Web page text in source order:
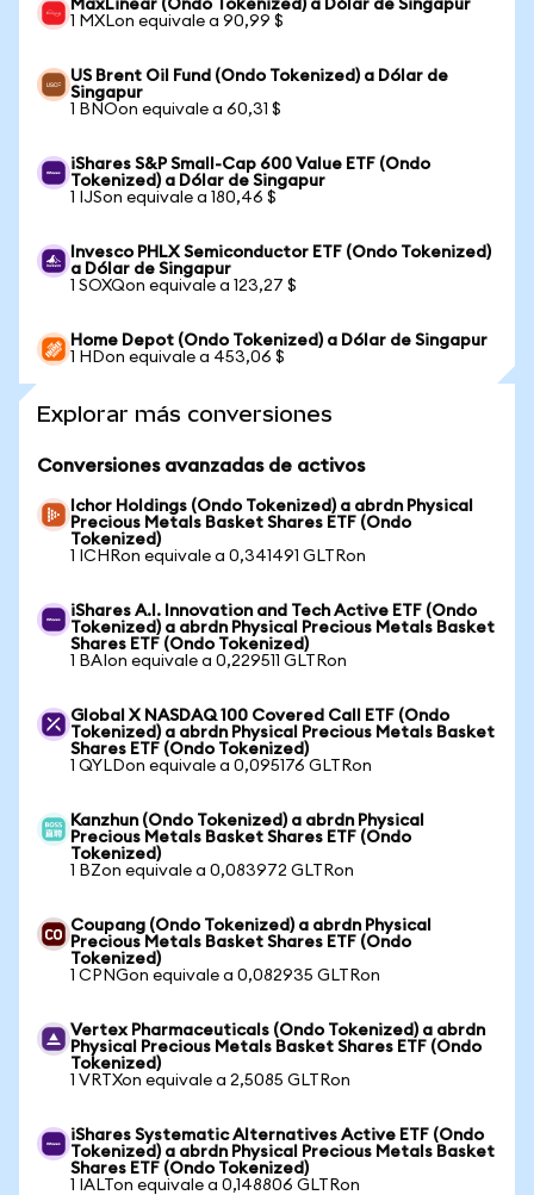
MaxLinear (Ondo Tokenized) a Dólar de Singapur
1 MXLon equivale a 90,99 $
US Brent Oil Fund (Ondo Tokenized) a Dólar de
Singapur
1 BNOon equivale a 60,31 $
iShares S&P Small-Cap 600 Value ETF (Ondo
Tokenized) a Dólar de Singapur
1 IJSon equivale a 180,46 $
Invesco PHLX Semiconductor ETF (Ondo Tokenized)
a Dólar de Singapur
1 SOXQon equivale a 123,27 $
Home Depot (Ondo Tokenized) a Dólar de Singapur
1 HDon equivale a 453,06 $
Explorar más conversiones
Conversiones avanzadas de activos
Ichor Holdings (Ondo Tokenized) a abrdn Physical
Precious Metals Basket Shares ETF (Ondo
Tokenized)
1 ICHRon equivale a 0,341491 GLTRon
iShares A.I. Innovation and Tech Active ETF (Ondo
Tokenized) a abrdn Physical Precious Metals Basket
Shares ETF (Ondo Tokenized)
1 BAIon equivale a 0,229511 GLTRon
Global X NASDAQ 100 Covered Call ETF (Ondo
Tokenized) a abrdn Physical Precious Metals Basket
Shares ETF (Ondo Tokenized)
1 QYLDon equivale a 0,095176 GLTRon
Kanzhun (Ondo Tokenized) a abrdn Physical
Precious Metals Basket Shares ETF (Ondo
Tokenized)
1 BZon equivale a 0,083972 GLTRon
Coupang (Ondo Tokenized) a abrdn Physical
Precious Metals Basket Shares ETF (Ondo
Tokenized)
1 CPNGon equivale a 0,082935 GLTRon
Vertex Pharmaceuticals (Ondo Tokenized) a abrdn
Physical Precious Metals Basket Shares ETF (Ondo
Tokenized)
1 VRTXon equivale a 2,5085 GLTRon
iShares Systematic Alternatives Active ETF (Ondo
Tokenized) a abrdn Physical Precious Metals Basket
Shares ETF (Ondo Tokenized)
1 IALTon equivale a 0,148806 GLTRon